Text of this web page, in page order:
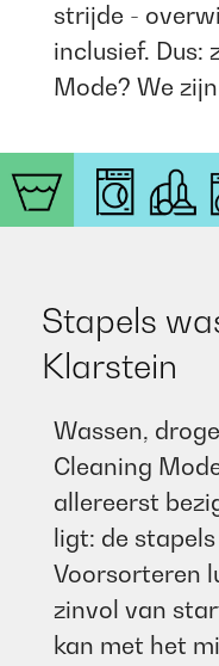
strijde -
inclusief. Dus:
Mode? We
Stapels
Klarstein​
Wassen,
Cleaning
allereerst
ligt: de
Voorsorteren
zinvol van
kan met het